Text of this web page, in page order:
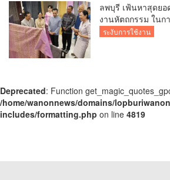
ลพบุรี เฟ้นหาสุดยอ
งานหัตถกรรม ในก
พระราชทาน “ผ้าล
ระงับการใช้งาน
Deprecated: Function
/home/wanonnews/domains/
includes/formatting.php on line 4819